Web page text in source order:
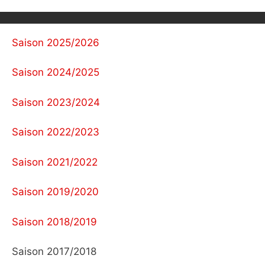
Saison 2025/2026
Saison 2024/2025
Saison 2023/2024
Saison 2022/2023
Saison 2021/2022
Saison 2019/2020
Saison 2018/2019
Saison 2017/2018